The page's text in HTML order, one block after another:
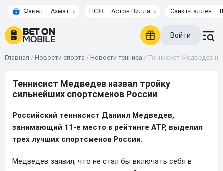
Факел — Ахмат ПСЖ — Астон Вилла Санкт-Галлен —
Войти
Главная / Новости спорта / Новости тенниса / Теннисист Медведев
Теннисист Медведев назвал тройку
сильнейших спортсменов России
Российский теннисист Даниил Медведев,
занимающий 11-е место в рейтинге ATP, выделил
трех лучших спортсменов России.
Медведев заявил, что не стал бы включать себя в